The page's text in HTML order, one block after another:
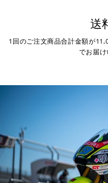
送
1回のご注文商品合計金額が
でお届け